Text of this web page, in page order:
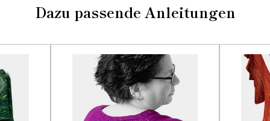
Dazu passende Anleitungen